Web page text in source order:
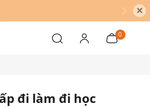
×
0
đi làm đi học